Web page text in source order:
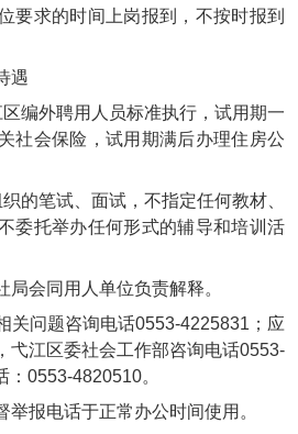
要求的时间上岗报到，不按时报到
遇
编外聘用人员标准执行，试用期一
社会保险，试用期满后办理住房公
的笔试、面试，不指定任何教材、
委托举办任何形式的辅导和培训活
局会同用人单位负责解释。
关问题咨询电话0553-4225831；应
弋江区委社会工作部咨询电话0553-
0553-4820510。
举报电话于正常办公时间使用。